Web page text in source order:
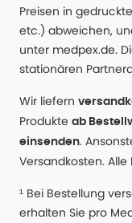
Preisen in
etc.) abweichen,
unter medpex.de.
stationären
Wir liefern
Produkte ab
einsenden.
Versandkosten. Alle
¹ Bei Bestellung
erhalten Sie pro